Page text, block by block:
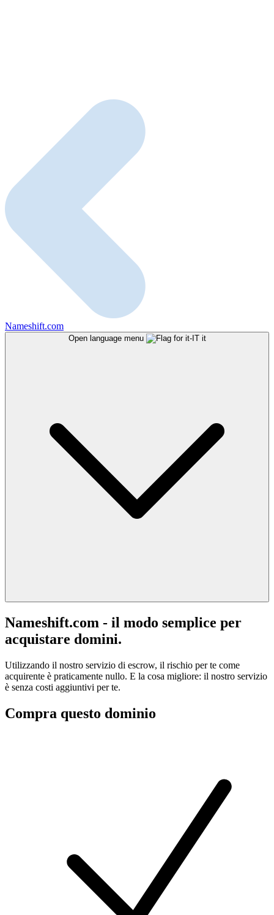
Nameshift.com
Open language menu it
Nameshift.com - il modo semplice per
acquistare domini.
Utilizzando il nostro servizio di escrow, il rischio per te come
acquirente è praticamente nullo. E la cosa migliore: il nostro servizio
è senza costi aggiuntivi per te.
Compra questo dominio